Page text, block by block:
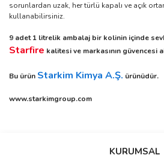
sorunlardan uzak, her türlü kapalı ve açık
kullanabilirsiniz.
9 adet 1 litrelik ambalaj bir kolinin içinde
Starfire kalitesi ve markasının güvencesi
Bu ürün Starkim Kimya A.Ş. ürünüdür.
www.starkimgroup.com
Bu ürüne ilk yorumu siz
KURUMSAL